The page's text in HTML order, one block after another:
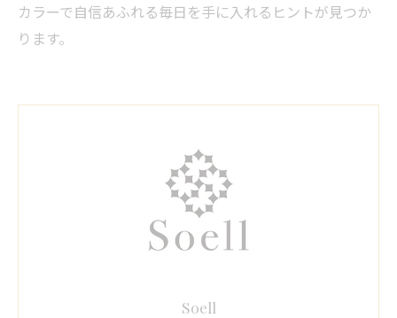
カラーで自信あふれる毎日を手に入れるヒントが見つか
ります。
Soell